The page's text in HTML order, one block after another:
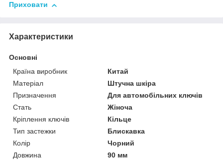
Приховати
Характеристики
Основні
Країна виробник
Китай
Матеріал
Штучна шкіра
Призначення
Для автомобільних ключів
Стать
Жіноча
Кріплення ключів
Кільце
Тип застежки
Блискавка
Колір
Чорний
Довжина
90 мм